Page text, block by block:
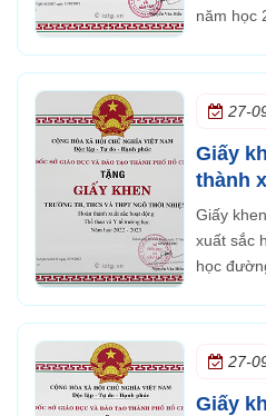
năm học
27-
Giấy
thành
Thể
năm
Giấy
xuất sắc
học
27-
Giấy